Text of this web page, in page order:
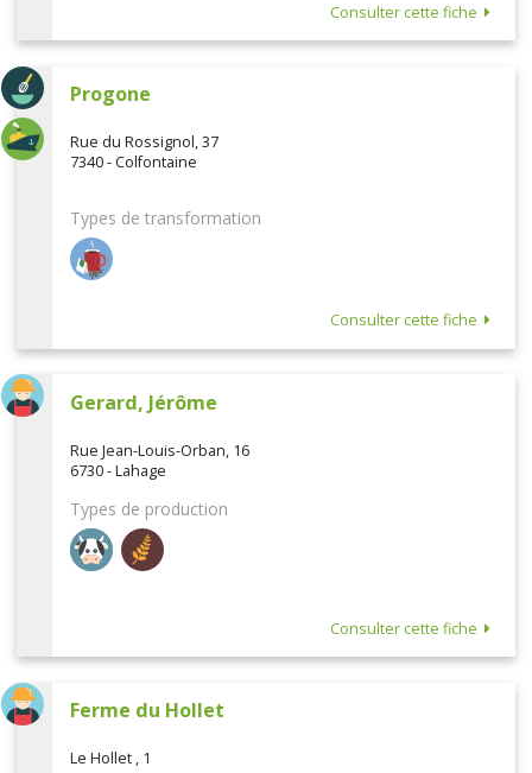
Consulter cette fiche
Progone
Rue du Rossignol, 37
7340 - Colfontaine
Types de transformation
Consulter cette fiche
Gerard, Jérôme
Rue Jean-Louis-Orban, 16
6730 - Lahage
Types de production
Consulter cette fiche
Ferme du Hollet
Le Hollet , 1